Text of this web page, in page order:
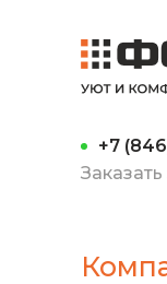
+7